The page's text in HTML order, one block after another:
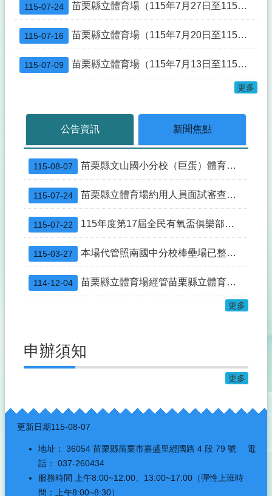
修正「苗栗縣營建工程剩餘土石方處理及資源堆置處理場設置管理自治條例」條文公布令
109年7月1日不動產成交案件實際資訊申報登錄(實價登錄)新制實施
苗栗縣立體育場災害防救標準作業流程圖及苗栗縣立體育場災害防救標準作業流程說明
115-07-24 苗栗縣立體育場（115年7月27日至115年8月2日）活動一覽表
115-07-16 苗栗縣立體育場（115年7月20日至115年7月26日）活動一覽表
115-07-09 苗栗縣立體育場（115年7月13日至115年7月19日）活動一覽表
更多
公告資訊 新聞焦點
115-08-07 苗栗縣文山國小分校（巨蛋）體育館游泳池委託營運管理文件
115-07-24 苗栗縣立體育場約用人員面試審查結果
115-07-22 115年度第17屆全民有氧盃俱樂部錦標賽選手培訓期間(7/20-8/19)滑輪溜冰場不開放
115-03-27 本場代管照南國中分校棒壘場已整修完竣並重新開放租借使用，自115年3月2日至同年12月31日止，由山佳國小認養。
114-12-04 苗栗縣立體育場經管苗栗縣立體育館115年度場地定期招租結果公告
更多
申辦須知
更多
:::
更新日期115-08-07
地址： 36054 苗栗縣苗栗市嘉盛里經國路 4 段 79 號 電
話： 037-260434
服務時間 上午8:00~12:00、13:00~17:00（彈性上班時
間：上午8:00~8:30）